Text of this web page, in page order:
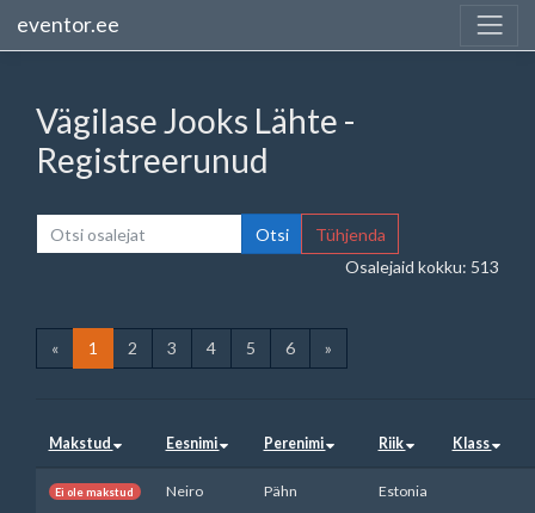
eventor.ee
Vägilase Jooks Lähte -
Registreerunud
Otsi
Tühjenda
Osalejaid kokku: 513
« 1 2 3 4 5 6 »
Makstud Eesnimi Perenimi Riik Klass
Ei ole makstud Neiro Pähn Estonia